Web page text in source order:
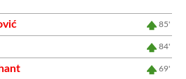
85'
84'
69'